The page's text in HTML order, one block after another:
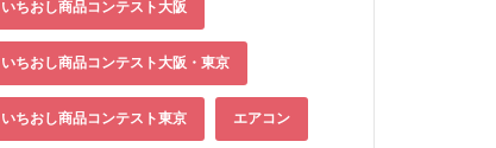
いちおし商品コンテスト大阪
いちおし商品コンテスト大阪・東京
いちおし商品コンテスト東京 エアコン